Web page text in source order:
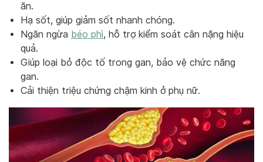
ăn.
Hạ sốt, giúp giảm sốt nhanh chóng.
Ngăn ngừa béo phì, hỗ trợ kiểm soát cân nặng hiệu
quả.
Giúp loại bỏ độc tố trong gan, bảo vệ chức năng
gan.
Cải thiện triệu chứng chậm kinh ở phụ nữ.